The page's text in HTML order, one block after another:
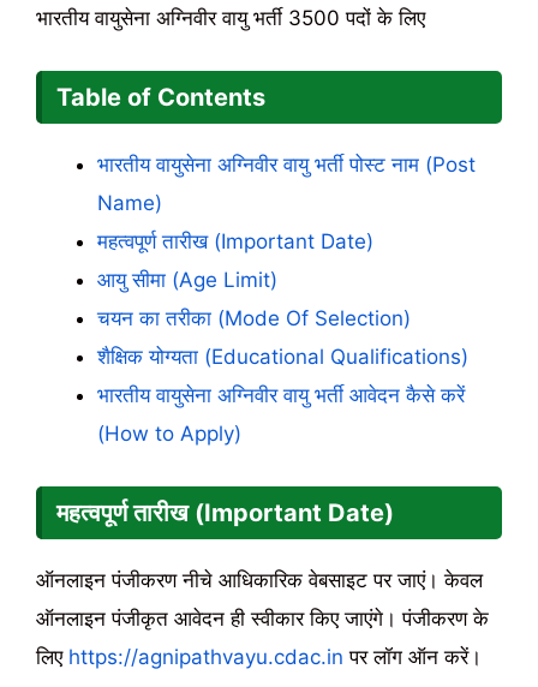
भारतीय वायुसेना अग्निवीर वायु भर्ती 3500 पदों के लिए
Table of Contents
भारतीय वायुसेना अग्निवीर वायु भर्ती पोस्ट नाम (Post
Name)
महत्वपूर्ण तारीख (Important Date)
आयु सीमा (Age Limit)
चयन का तरीका (Mode Of Selection)
शैक्षिक योग्यता (Educational Qualifications)
भारतीय वायुसेना अग्निवीर वायु भर्ती आवेदन कैसे करें
(How to Apply)
महत्वपूर्ण तारीख (Important Date)
ऑनलाइन पंजीकरण नीचे आधिकारिक वेबसाइट पर जाएं। केवल
ऑनलाइन पंजीकृत आवेदन ही स्वीकार किए जाएंगे। पंजीकरण के
लिए https://agnipathvayu.cdac.inपर लॉग ऑन करें।